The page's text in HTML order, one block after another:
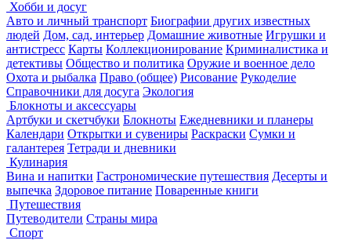
Хобби и досуг
Авто и личный транспорт Биографии других известных
людей Дом, сад, интерьер Домашние животные Игрушки и
антистресс Карты Коллекционирование Криминалистика и
детективы Общество и политика Оружие и военное дело
Охота и рыбалка Право (общее) Рисование Рукоделие
Справочники для досуга Экология
Блокноты и аксессуары
Артбуки и скетчбуки Блокноты Ежедневники и планеры
Календари Открытки и сувениры Раскраски Сумки и
галантерея Тетради и дневники
Кулинария
Вина и напитки Гастрономические путешествия Десерты и
выпечка Здоровое питание Поваренные книги
Путешествия
Путеводители Страны мира
Спорт